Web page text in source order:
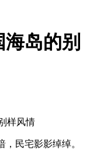
岛的别
样风情
民宅影影绰绰。